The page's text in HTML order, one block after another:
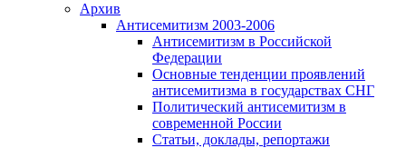
Архив
Антисемитизм 2003-2006
Антисемитизм в Российской
Федерации
Основные тенденции проявлений
антисемитизма в государствах СНГ
Политический антисемитизм в
современной России
Статьи, доклады, репортажи